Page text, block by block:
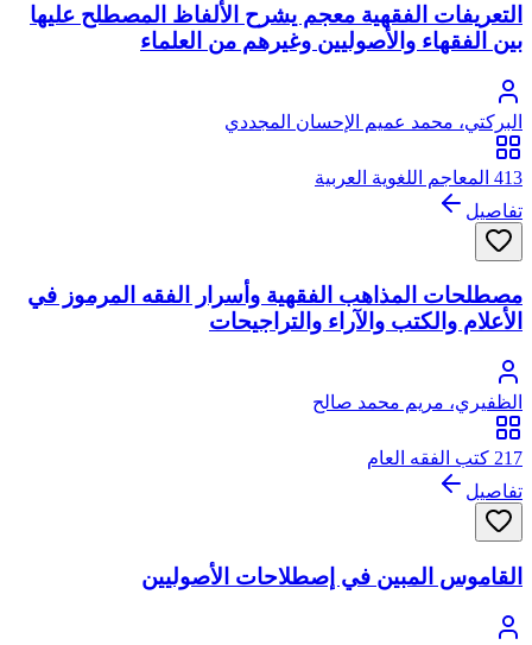
التعريفات الفقهية معجم يشرح الألفاظ المصطلح عليها
بين الفقهاء والأصوليين وغيرهم من العلماء
البركتي، محمد عميم الإحسان المجددي
413 المعاجم اللغوية العربية
تفاصيل
مصطلحات المذاهب الفقهية وأسرار الفقه المرموز في
الأعلام والكتب والآراء والتراجيحات
الظفيري، مريم محمد صالح
217 كتب الفقه العام
تفاصيل
القاموس المبين في إصطلاحات الأصوليين